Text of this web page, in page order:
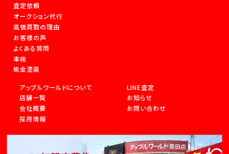
査定依頼
オークション代行
高価買取の理由
お客様の声
よくある質問
車検
板金塗装
アップルワールドについて
店舗一覧
会社概要
採用情報
LINE査定
お知らせ
お問い合わせ